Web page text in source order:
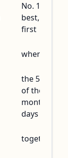
No. 1, the
best, the
first
when
the 5th day
of the
month, 5
days
together